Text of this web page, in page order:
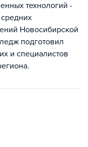
технологий -
Новосибирской
подготовил
и специалистов